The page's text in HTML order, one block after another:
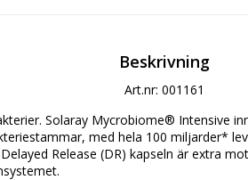
Beskrivning
Art.nr: 001161
Solaray Mycrobiome® Intensive
med hela 100 miljarder*
Release (DR) kapseln är extra